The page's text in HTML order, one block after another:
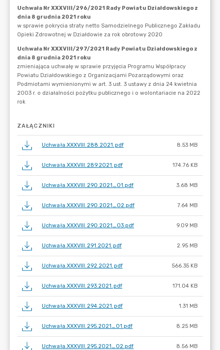
ZAŁĄCZNIKI
Uchwała.XXXVIII.288.2021.pdf 8.53 MB
Uchwała.XXXVIII.289.2021.pdf 174.76 KB
Uchwała.XXXVIII.290.2021_01.pdf 3.68 MB
Uchwała.XXXVIII.290.2021_02.pdf 7.64 MB
Uchwała.XXXVIII.290.2021_03.pdf 9.09 MB
Uchwała.XXXVIII.291.2021.pdf 2.95 MB
Uchwała.XXXVIII.292.2021.pdf 566.35 KB
Uchwała.XXXVIII.293.2021.pdf 171.04 KB
Uchwała.XXXVIII.294.2021.pdf 1.31 MB
Uchwała.XXXVIII.295.2021_01.pdf 8.25 MB
Uchwała.XXXVIII.295.2021_02.pdf 8.56 MB